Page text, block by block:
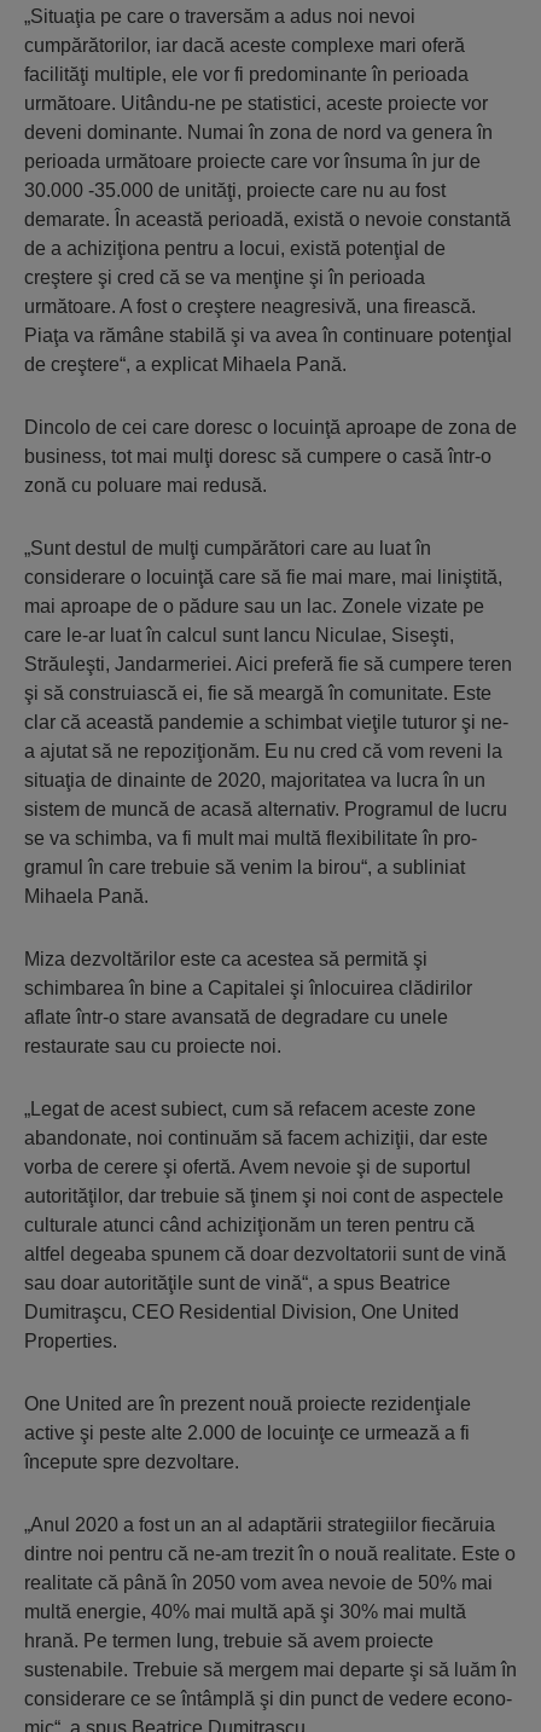
„Situaţia pe care o traversăm a adus noi nevoi
cumpărătorilor, iar dacă aceste com­ple­xe mari oferă
facilităţi multiple, ele vor fi pre­dominante în perioada
următoare. Uitân­du-ne pe statistici, aceste proiecte vor
de­veni dominante. Numai în zona de nord va genera în
perioada următoare proiecte care vor însuma în jur de
30.000 -35.000 de uni­tăţi, proiecte care nu au fost
demarate. În această perioadă, există o nevoie constantă
de a achiziţiona pentru a locui, există po­ten­ţial de
creştere şi cred că se va menţine şi în pe­rioada
următoare. A fost o creştere neagre­sivă, una firească.
Piaţa va rămâne stabilă şi va avea în continuare potenţial
de creş­tere“, a explicat Mihaela Pană.
Dincolo de cei care doresc o locuinţă aproa­pe de zona de
business, tot mai mulţi do­resc să cumpere o casă într-o
zonă cu po­luare mai redusă.
„Sunt destul de mulţi cumpărători care au luat în
considerare o locuinţă care să fie mai ma­re, mai liniştită,
mai aproape de o pă­du­re sau un lac. Zonele vizate pe
care le-ar luat în cal­cul sunt Iancu Niculae, Siseşti,
Străuleşti, Jan­darmeriei. Aici preferă fie să cum­pere te­ren
şi să construiască ei, fie să mear­gă în co­mu­nitate. Este
clar că această pan­demie a schim­bat vieţile tuturor şi ne-
a ajutat să ne repo­ziţionăm. Eu nu cred că vom reveni la
situa­ţia de dinainte de 2020, ma­joritatea va lucra în un
sistem de muncă de acasă alternativ. Programul de lucru
se va schim­ba, va fi mult mai multă flexibilitate în pro­
gramul în care trebuie să venim la birou“, a subliniat
Mihaela Pană.
Miza dezvoltărilor este ca acestea să per­mită şi
schimbarea în bine a Capitalei şi înlo­cui­rea clădirilor
aflate într-o stare avansată de degradare cu unele
restaurate sau cu proiecte noi.
„Legat de acest subiect, cum să re­facem aceste zone
abandonate, noi conti­nuăm să facem achiziţii, dar este
vorba de ce­rere şi ofertă. Avem nevoie şi de suportul
auto­rităţilor, dar trebuie să ţinem şi noi cont de aspectele
culturale atunci când achi­zi­ţio­năm un teren pentru că
altfel degeaba spu­nem că doar dezvoltatorii sunt de vină
sau doar au­torităţile sunt de vină“, a spus Beatrice
Dumitraşcu, CEO Residential Division, One United
Properties.
One United are în prezent nouă proiecte re­zidenţiale
active şi peste alte 2.000 de lo­cu­inţe ce urmează a fi
începute spre dezvoltare.
„Anul 2020 a fost un an al adaptării stra­te­giilor fiecăruia
dintre noi pentru că ne-am trezit în o nouă realitate. Este o
realitate că până în 2050 vom avea nevoie de 50% mai
multă energie, 40% mai multă apă şi 30% mai multă
hrană. Pe termen lung, trebuie să avem proiecte
sustenabile. Trebuie să mer­gem mai departe şi să luăm în
considerare ce se întâmplă şi din punct de vedere eco­no­
mic“, a spus Beatrice Dumitraşcu.